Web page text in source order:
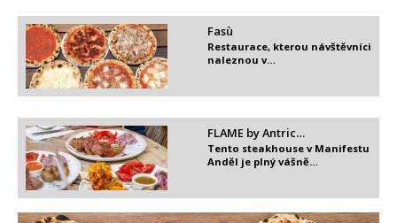
Fasù
Restaurace, kterou návštěvníci
naleznou v…
FLAME by Antric…
Tento steakhouse v Manifestu
Anděl je plný vášně…